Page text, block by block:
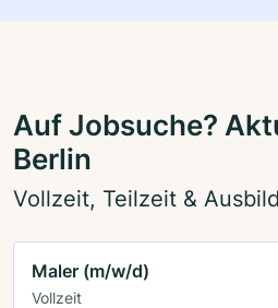
Auf Jobsuche?
Berlin
Vollzeit, Teilzeit &
Maler (m/w/d)
Vollzeit